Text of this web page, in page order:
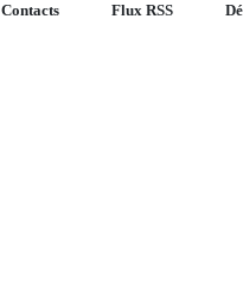
Contacts Flux RSS